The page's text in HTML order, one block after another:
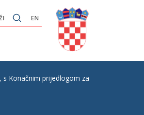
EN
Konačnim prijedlogom zakona, P. Z. E. br.